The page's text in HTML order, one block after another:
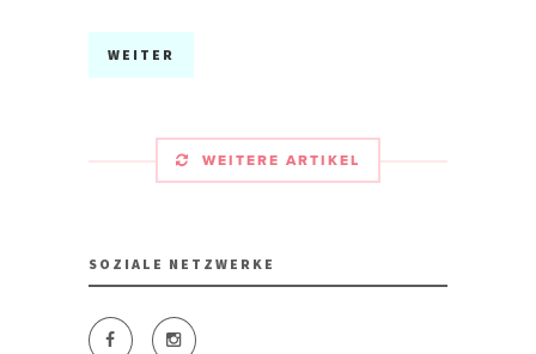
WEITER
WEITERE ARTIKEL
SOZIALE NETZWERKE